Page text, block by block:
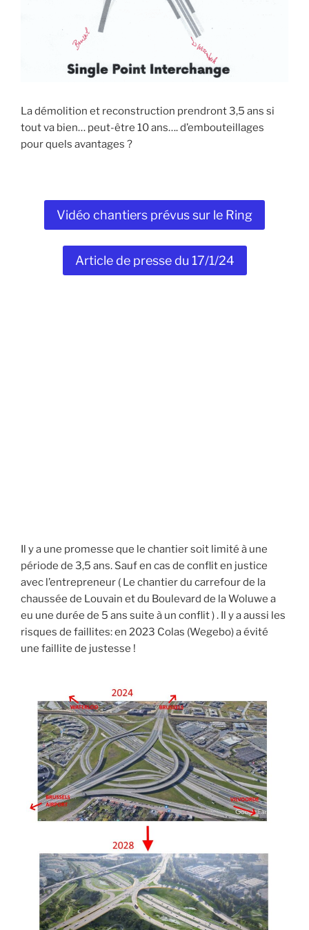
La démolition et reconstruction prendront 3,5 ans si
tout va bien… peut-être 10 ans…. d’embouteillages
pour quels avantages ?
Vidéo chantiers prévus sur le Ring
Article de presse du 17/1/24
Il y a une promesse que le chantier soit limité à une
période de 3,5 ans. Sauf en cas de conflit en justice
avec l’entrepreneur ( Le chantier du carrefour de la
chaussée de Louvain et du Boulevard de la Woluwe a
eu une durée de 5 ans suite à un conflit ) . Il y a aussi les
risques de faillites: en 2023 Colas (Wegebo) a évité
une faillite de justesse !